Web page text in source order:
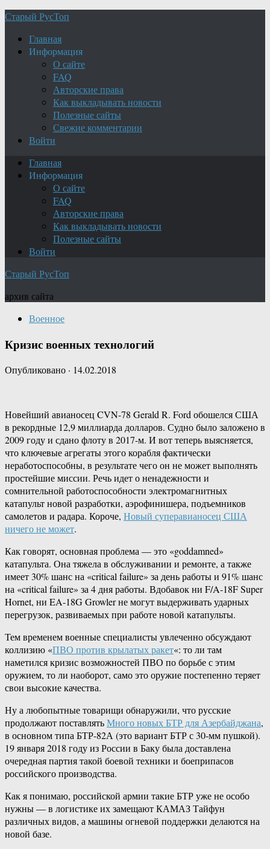
Старый РусТоп
Главная
Информация
О сайте
FAQ
Авторские права
Как выкладывать новости
Полезные сайты
Свежие комментарии
Войти
Главная
Информация
О сайте
FAQ
Авторские права
Как выкладывать новости
Полезные сайты
Войти
Старый РусТоп
архив сайта
Военное
Кризис военных технологий
Опубликовано · 14.02.2018
Новейший авианосец CVN-78 Gerald R. Ford обошелся США
в рекордные 12,9 миллиарда долларов. Судно было заложено в
2009 году и сдано флоту в 2017-м. И вот теперь выясняется,
что ключевые агрегаты этого корабля фактически
неработоспособны, в результате чего он не может выполнять
простейшие миссии. Речь идет о ненадежности и
сомнительной работоспособности электромагнитных
катапульт новой разработки, аэрофинишера, подъемников
самолетов и радара. Короче, Новый суперавианосец США
ничего не может.
Как говорят, основная проблема — это «goddamned»
катапульта. Она тяжела в обслуживании и ремонте, а также
имеет 30% шанс на «critical failure» за день работы и 91% шанс
на «critical failure» за 4 дня работы. Вдобавок ни F/A-18F Super
Hornet, ни EA-18G Growler не могут выдерживать ударных
перегрузок, развиваемых при работе новой катапульты.
Тем временем военные специалисты увлеченно обсуждают
коллизию «ПВО против крылатых ракет«: то ли там
наметился кризис возможностей ПВО по борьбе с этим
оружием, то ли наоборот, само это оружие постепенно теряет
свои высокие качества.
Ну а любопытные товарищи обнаружили, что русские
продолжают поставлятьМного новых БТР для Азербайджана,
в основном типа БТР-82А (это вариант БТР с 30-мм пушкой).
19 января 2018 году из России в Баку была доставлена
очередная партия такой боевой техники и боеприпасов
российского производства.
Как я понимаю, российской армии такие БТР уже не особо
нужны — в логистике их замещают КАМАЗ Тайфун
различных видов, а машины огневой поддержки делаются на
новой базе.